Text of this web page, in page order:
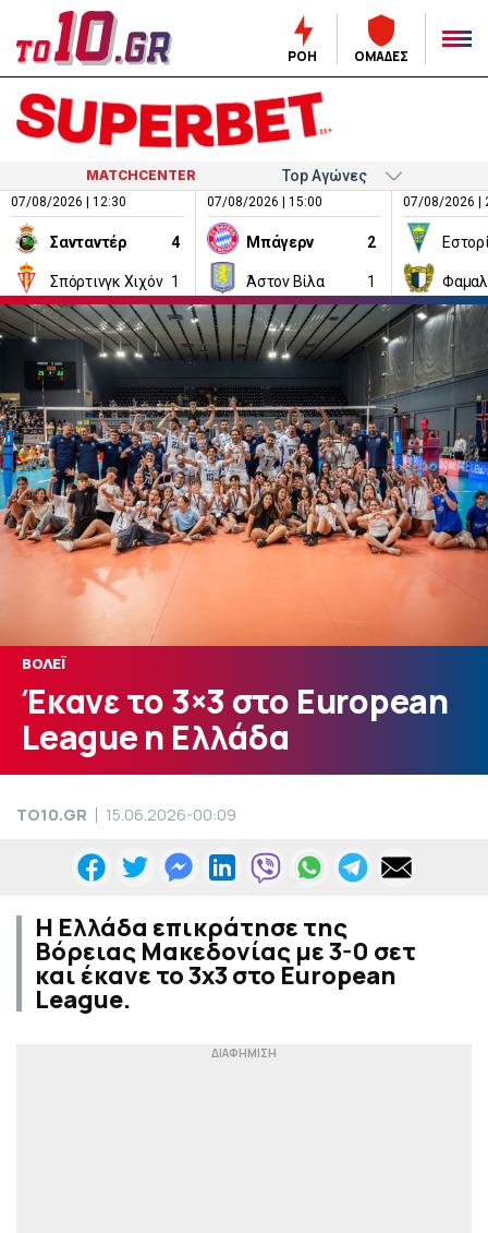
ΡΟΗ ΟΜΑΔΕΣ
MATCHCENTER
07/08/2026 | 12:30
Σανταντέρ 4
Σπόρτινγκ Χιχόν 1
07/08/2026 | 15:00
Μπάγερν 2
Άστον Βίλα 1
07/08/2026 |
ΒΟΛΕΪ
Έκανε το 3×3 στο European
League η Ελλάδα
TO10.GR 15.06.2026-00:09
Η Ελλάδα επικράτησε της
Βόρειας Μακεδονίας με 3-0 σετ
και έκανε το 3x3 στο European
League.